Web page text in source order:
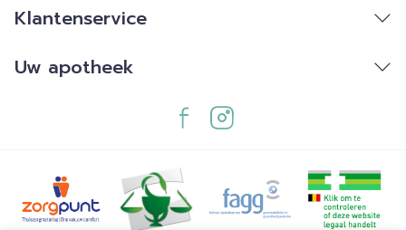
Klantenservice
Uw apotheek